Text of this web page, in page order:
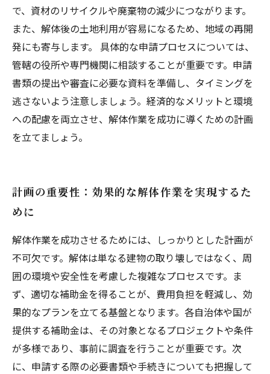
で、資材のリサイクルや廃棄物の減少につながります。
また、解体後の土地利用が容易になるため、地域の再開
発にも寄与します。 具体的な申請プロセスについては、
管轄の役所や専門機関に相談することが重要です。申請
書類の提出や審査に必要な資料を準備し、タイミングを
逃さないよう注意しましょう。経済的なメリットと環境
への配慮を両立させ、解体作業を成功に導くための計画
を立てましょう。
計画の重要性：効果的な解体作業を実現するた
めに
解体作業を成功させるためには、しっかりとした計画が
不可欠です。解体は単なる建物の取り壊しではなく、周
囲の環境や安全性を考慮した複雑なプロセスです。ま
ず、適切な補助金を得ることが、費用負担を軽減し、効
果的なプランを立てる基盤となります。各自治体や国が
提供する補助金は、その対象となるプロジェクトや条件
が多様であり、事前に調査を行うことが重要です。次
に、申請する際の必要書類や手続きについても把握して